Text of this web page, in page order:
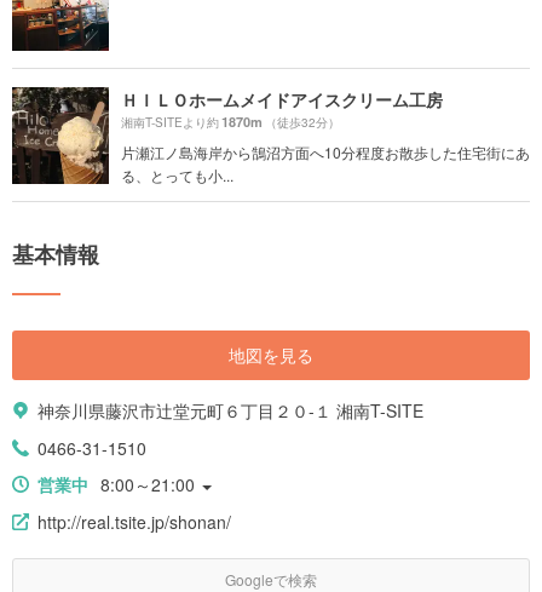
ＨＩＬＯホームメイドアイスクリーム工房
湘南T-SITEより約1870m （徒歩32分）
片瀬江ノ島海岸から鵠沼方面へ10分程度お散歩した住宅街にあ
る、とっても小...
基本情報
地図を見る
神奈川県藤沢市辻堂元町６丁目２０-１ 湘南T-SITE
0466-31-1510
営業中 8:00～21:00
http://real.tsite.jp/shonan/
Googleで検索